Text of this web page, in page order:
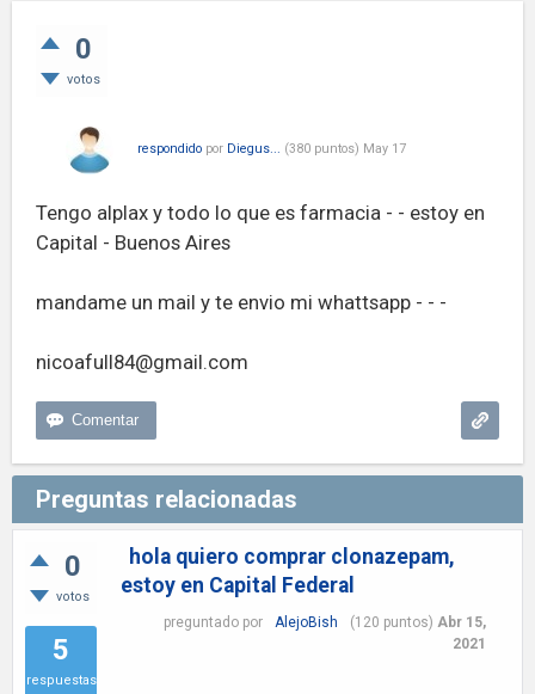
0
votos
respondido por Diegus... (380 puntos) May 17
Tengo alplax y todo lo que es farmacia - - estoy en
Capital - Buenos Aires
mandame un mail y te envio mi whattsapp - - -
nicoafull84@gmail.com
Preguntas relacionadas
0
votos
5
respuestas
hola quiero comprar clonazepam,
estoy en Capital Federal
preguntado por AlejoBish (120 puntos) Abr 15,
2021